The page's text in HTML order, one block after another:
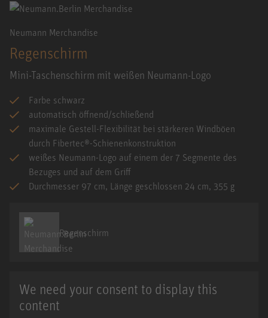
Neumann Merchandise
Regenschirm
Mini-Taschenschirm mit weißen Neumann-Logo
Farbe schwarz
automatisch öffnend/schließend
maximale Gestell-Flexibilität bei stärkeren Windböen
durch Fibertec®-Schienenkonstruktion
weißes Neumann-Logo auf einem der 7 Segmente des
Bezuges und auf dem Griff
Durchmesser 97 cm, Länge geschlossen 24 cm, 355 g
Regenschirm
We need your consent to display this
content